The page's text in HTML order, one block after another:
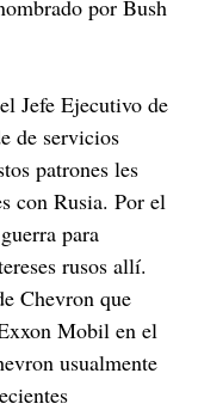
por Bush
Jefe Ejecutivo de
de servicios
patrones les
con Rusia. Por el
para
rusos allí.
Chevron que
Mobil en el
usualmente